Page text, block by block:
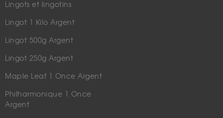
Lingots et lingotins
Lingot 1 Kilo Argent
Lingot 500g Argent
Lingot 250g Argent
Maple Leaf 1 Once Argent
Philharmonique 1 Once
Argent